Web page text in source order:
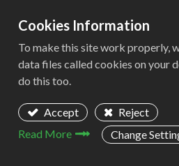
двухвальный шредер.
двухвального шредера:
Производительность: 1
потребностям средних
переработке ПЭТ.
Cookies Information
To make this site work properly,
data files called cookies on your
do this too.
Accept
Reject
Read More
Change